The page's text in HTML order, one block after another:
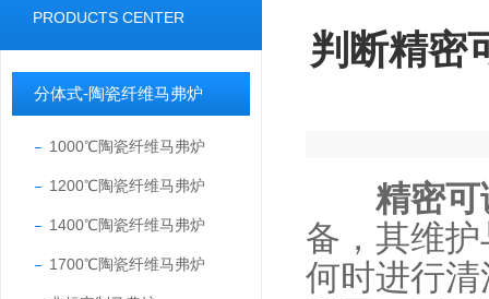
PRODUCTS CENTER
分体式-陶瓷纤维马弗炉
1000℃陶瓷纤维马弗炉
1200℃陶瓷纤维马弗炉
1400℃陶瓷纤维马弗炉
1700℃陶瓷纤维马弗炉
判断精密
精密
备，其维
何时进行